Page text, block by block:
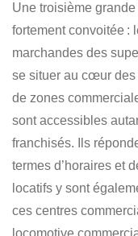
Une troisième
fortement convoitée :
marchandes des
se situer au cœur
de zones
sont accessibles
franchisés. Ils
termes d’horaires et
locatifs y sont
ces centres